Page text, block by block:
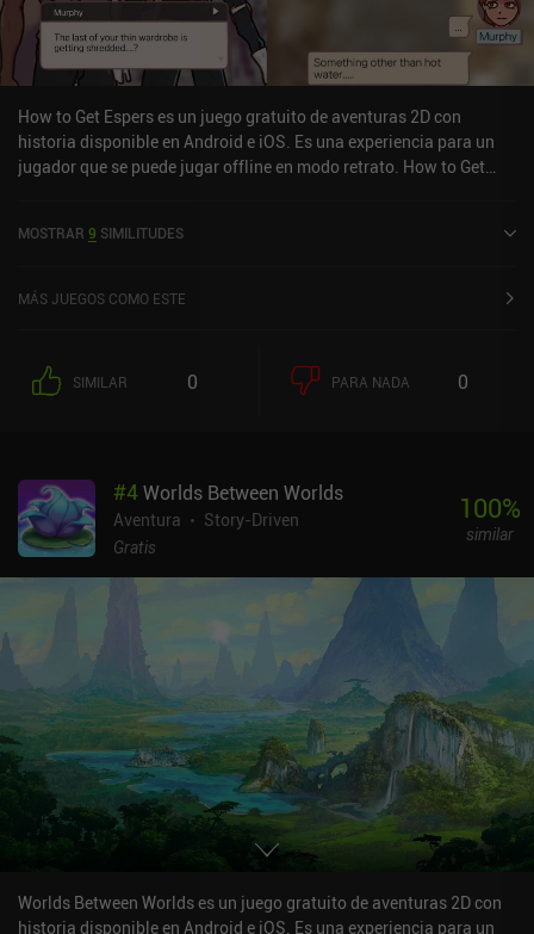
How to Get Espers es un juego gratuito de aventuras 2D con
historia disponible en Android e iOS. Es una experiencia para un
jugador que se puede jugar offline en modo retrato. How to Get
Store de iOS.
MOSTRAR 9 SIMILITUDES
MÁS JUEGOS COMO ESTE
SIMILAR 0 PARA NADA 0
#4Worlds Between Worlds
Aventura
Story-Driven
Gratis
100%
similar
Worlds Between Worlds es un juego gratuito de aventuras 2D con
historia disponible en Android e iOS. Es una experiencia para un